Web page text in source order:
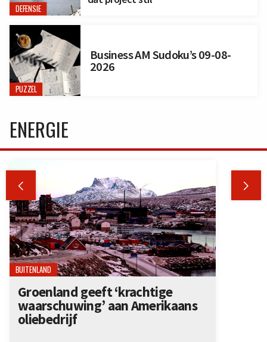
DEFENSIE
PUZZEL
Business AM Sudoku’s 09-08-
2026
ENERGIE
 
BUITENLAND
Groenland geeft ‘krachtige
waarschuwing’ aan Amerikaans
oliebedrijf